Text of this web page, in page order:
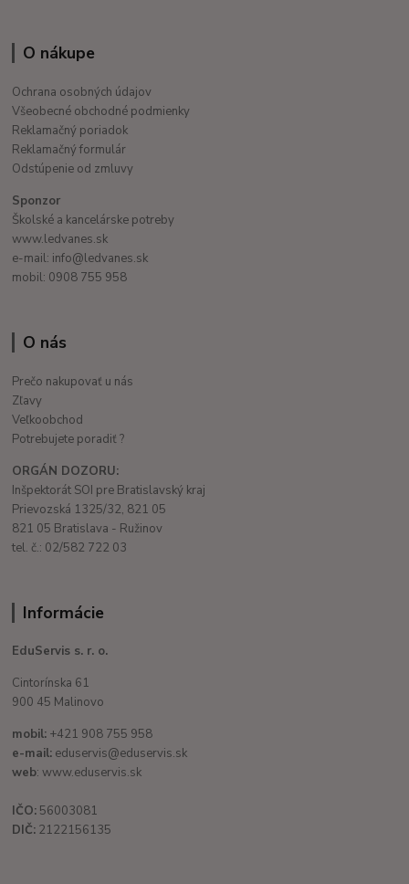
O nákupe
Ochrana osobných údajov
Všeobecné obchodné podmienky
Reklamačný poriadok
Reklamačný formulár
Odstúpenie od zmluvy
Sponzor
Školské a kancelárske potreby
www.ledvanes.sk
e-mail: info@ledvanes.sk
mobil: 0908 755 958
O nás
Prečo nakupovať u nás
Zľavy
Veľkoobchod
Potrebujete poradiť ?
ORGÁN DOZORU:
Inšpektorát SOI pre Bratislavský kraj
Prievozská 1325/32, 821 05
821 05 Bratislava - Ružinov
tel. č.: 02/582 722 03
Informácie
EduServis s. r. o.
Cintorínska 61
900 45 Malinovo
mobil: +421 908 755 958
e-mail: eduservis@eduservis.sk
web: www.eduservis.sk
IČO: 56003081
DIČ: 2122156135